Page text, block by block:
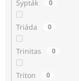
Sypták 0
Triáda 0
Trinitas 0
Triton 0